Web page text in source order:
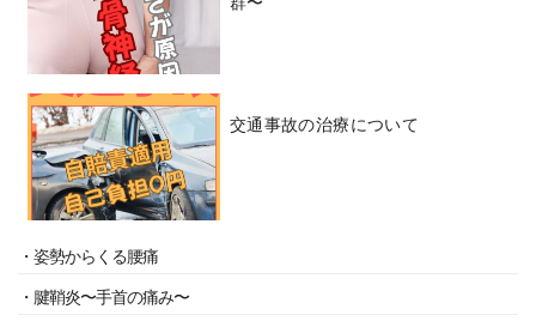
交通事故の治療について
・姿勢からくる腰痛
・腱鞘炎〜手首の痛み〜